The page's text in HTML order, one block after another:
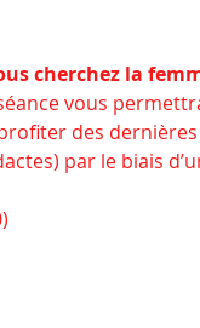
cherchez la
vous
des
par le biais